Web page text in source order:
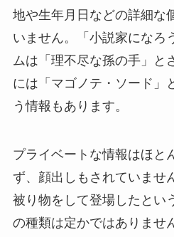
地や生年月日などの詳細な
いません。「小説家になろ
ムは「理不尽な孫の手」と
には「マゴノテ・ソード」
う情報もあります。
プライベートな情報はほと
ず、顔出しもされていませ
被り物をして登場したとい
の種類は定かではありませ